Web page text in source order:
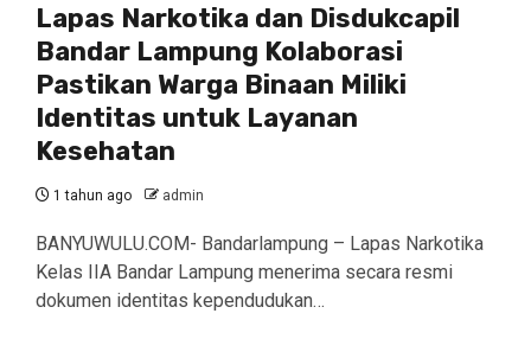
Lapas Narkotika dan Disdukcapil
Bandar Lampung Kolaborasi
Pastikan Warga Binaan Miliki
Identitas untuk Layanan
Kesehatan
1 tahun ago admin
BANYUWULU.COM- Bandarlampung – Lapas Narkotika
Kelas IIA Bandar Lampung menerima secara resmi
dokumen identitas kependudukan…